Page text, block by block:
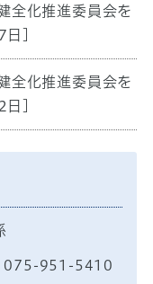
全化推進委員会を
日]
全化推進委員会を
日]
075-951-5410